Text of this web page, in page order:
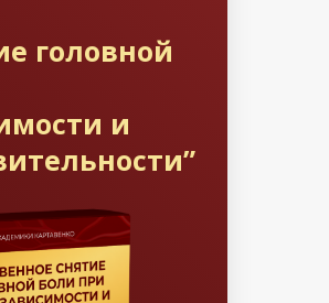
головной
и